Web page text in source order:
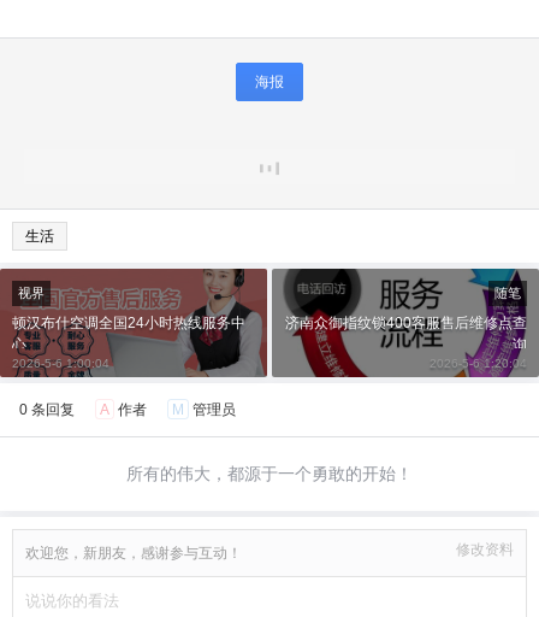
海报
生活
视界
顿汉布什空调全国24小时热线服务中
心
2026-5-6 1:00:04
随笔
济南众御指纹锁400客服售后维修点查
询
2026-5-6 1:20:04
0 条回复 A 作者 M 管理员
所有的伟大，都源于一个勇敢的开始！
欢迎您，新朋友，感谢参与互动！ 修改资料